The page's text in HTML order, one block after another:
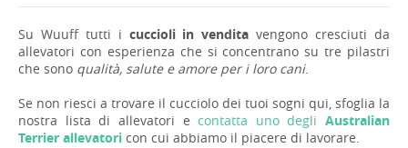
Su Wuuff tutti i cuccioli in vendita vengono cresciuti da
allevatori con esperienza che si concentrano su tre pilastri
che sono qualità, salute e amore per i loro cani.
Se non riesci a trovare il cucciolo dei tuoi sogni qui, sfoglia la
nostra lista di allevatori econtatta uno degli Australian
Terrier allevatori con cui abbiamo il piacere di lavorare.